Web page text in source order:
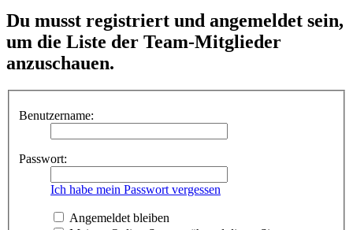
Du musst registriert und angemeldet sein,
um die Liste der Team-Mitglieder
anzuschauen.
Benutzername:
Passwort:
Ich habe mein Passwort vergessen
Angemeldet bleiben